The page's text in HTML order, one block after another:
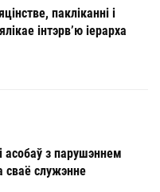
пакліканні і
інтэрв’ю іерарха
асобаў з парушэннем
сваё служэнне